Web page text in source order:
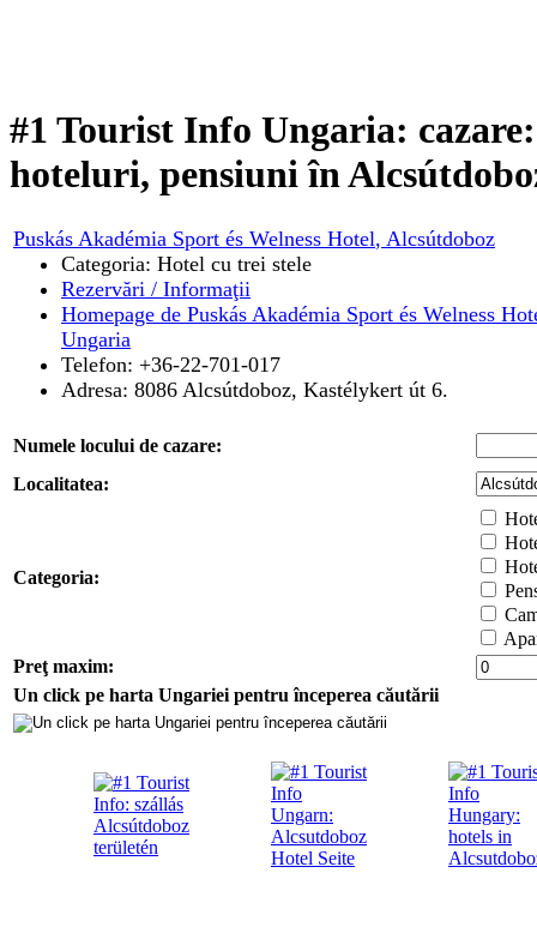
#1 Tourist Info Ungaria:
hoteluri, pensiuni în
Puskás Akadémia Sport és Welness Hotel, Alcsútdoboz
Categoria: Hotel cu trei stele
Rezervări / Informaţii
Homepage de Puskás Akadémia Sport és Welness
Ungaria
Telefon: +36-22-701-017
Adresa: 8086 Alcsútdoboz, Kastélykert út 6.
Numele locului de cazare:
Localitatea:
Categoria:
Preţ maxim:
Un click pe harta Ungariei pentru începerea căutării